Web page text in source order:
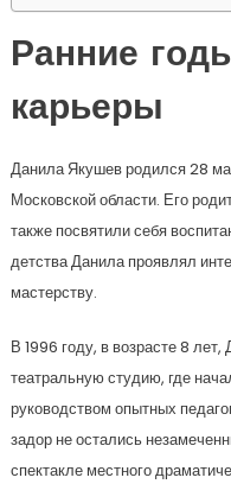
Ранние
карьеры
Данила Якушев родился 28
Московской области. Его
также посвятили себя
детства Данила проявлял
мастерству.
В 1996 году, в возрасте 8
театральную студию, где
руководством опытных
задор не остались
спектакле местного